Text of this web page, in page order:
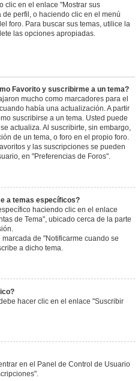
clic en el enlace "Mostrar sus
perfil, o haciendo clic en el menú
foro. Para buscar sus temas, utilice la
las opciones apropiadas.
Favorito y suscribirme a un tema?
mucho como marcadores para el
había una actualización. A partir
suscribirse a un tema. Usted puede
actualiza. Al suscribirte, sin embargo,
de un tema, o foro en el propio foro.
y las suscripciones se pueden
en "Preferencias de Foros".
a temas específicos?
haciendo clic en el enlace
de Tema", ubicado cerca de la parte
de "Notificarme cuando se
a dicho tema.
hacer clic en el enlace "Suscribir
en el Panel de Control de Usuario